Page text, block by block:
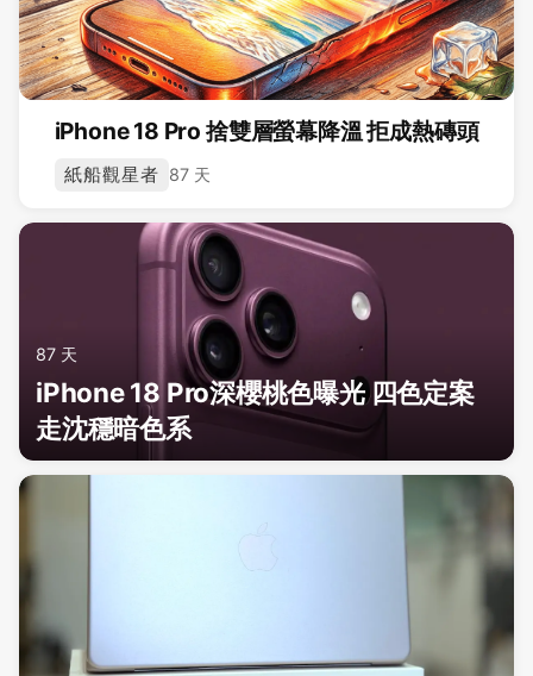
iPhone 18 Pro 捨雙層螢幕降溫 拒成熱磚頭
紙船觀星者 87 天
87 天
iPhone 18 Pro深櫻桃色曝光 四色定案
走沈穩暗色系